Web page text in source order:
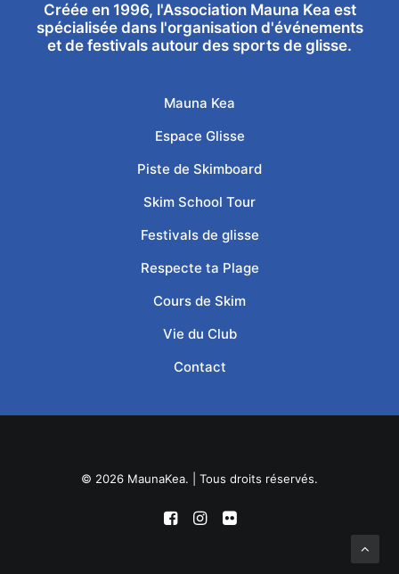
Créée en 1996, l'Association Mauna Kea est
spécialisée dans l'organisation d'événements
et de festivals autour des sports de glisse.
Mauna Kea
Espace Glisse
Piste de Skimboard
Skim School Tour
Festivals de glisse
Respecte ta Plage
Cours de Skim
Vie du Club
Contact
© 2026 MaunaKea. | Tous droits réservés.